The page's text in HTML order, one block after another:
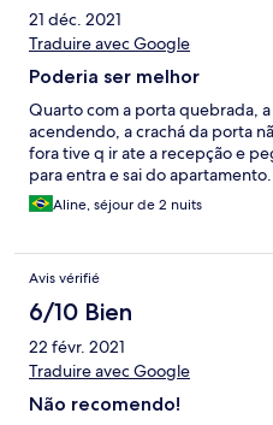
21 déc. 2021
Traduire avec Google
Poderia ser melhor
Quarto com a porta quebrada,
acendendo, a crachá da porta
fora tive q ir ate a recepção e
para entra e sai do apartamento.
Aline, séjour de 2 nuits
Avis vérifié
6/10 Bien
22 févr. 2021
Traduire avec Google
Não recomendo!